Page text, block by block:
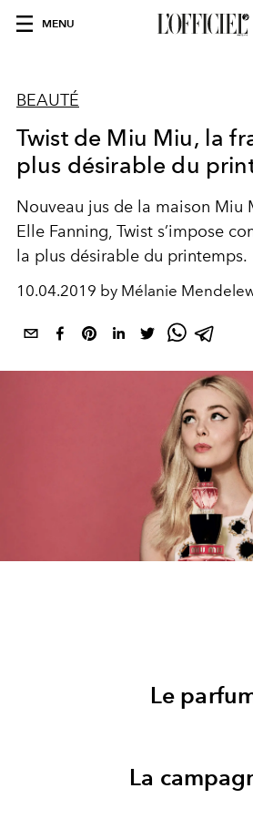
MENU
BEAUTÉ
Twist de Miu Miu, la
plus désirable du
Nouveau jus de la maison Miu
Elle Fanning, Twist s’impose
la plus désirable du printemps.
10.04.2019 by Mélanie
Le
La